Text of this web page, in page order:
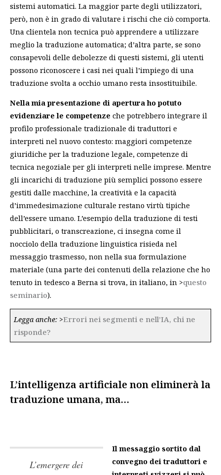
sistemi automatici. La maggior parte degli utilizzatori,
però, non è in grado di valutare i rischi che ciò comporta.
Una clientela non tecnica può apprendere a utilizzare
meglio la traduzione automatica; d’altra parte, se sono
consapevoli delle debolezze di questi sistemi, gli utenti
possono riconoscere i casi nei quali l’impiego di una
traduzione svolta a occhio umano resta insostituibile.
Nella mia presentazione di apertura ho potuto
evidenziare le competenze che potrebbero integrare il
profilo professionale tradizionale di traduttori e
interpreti nel nuovo contesto: maggiori competenze
giuridiche per la traduzione legale, competenze di
tecnica negoziale per gli interpreti nelle imprese. Mentre
gli incarichi di traduzione più semplici possono essere
gestiti dalle macchine, la creatività e la capacità
d’immedesimazione culturale restano virtù tipiche
dell’essere umano. L’esempio della traduzione di testi
pubblicitari, o transcreazione, ci insegna come il
nocciolo della traduzione linguistica risieda nel
messaggio trasmesso, non nella sua formulazione
materiale (una parte dei contenuti della relazione che ho
tenuto in tedesco a Berna si trova, in italiano, in >questo
seminario).
Legga anche: >Errori nei segmenti e nell’IA, chi ne
risponde?
L’intelligenza artificiale non eliminerà la
traduzione umana, ma…
L’emergere dei
Il messaggio sortito dal
convegno dei traduttori e